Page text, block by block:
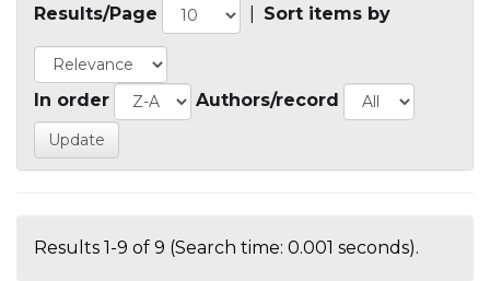
Results/Page Sort items by
In order Authors/record
Results 1-9 of 9 (Search time: 0.001 seconds).